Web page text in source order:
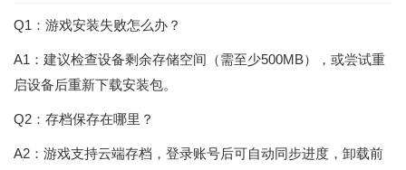
Q1：游戏安装失败怎么办？
A1：建议检查设备剩余存储空间（需至少500MB），或尝试重
启设备后重新下载安装包。
Q2：存档保存在哪里？
A2：游戏支持云端存档，登录账号后可自动同步进度，卸载前